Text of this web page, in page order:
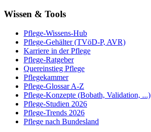
Wissen & Tools
Pflege-Wissens-Hub
Pflege-Gehälter (TVöD-P, AVR)
Karriere in der Pflege
Pflege-Ratgeber
Quereinstieg Pflege
Pflegekammer
Pflege-Glossar A-Z
Pflege-Konzepte (Bobath, Validation, ...)
Pflege-Studien 2026
Pflege-Trends 2026
Pflege nach Bundesland